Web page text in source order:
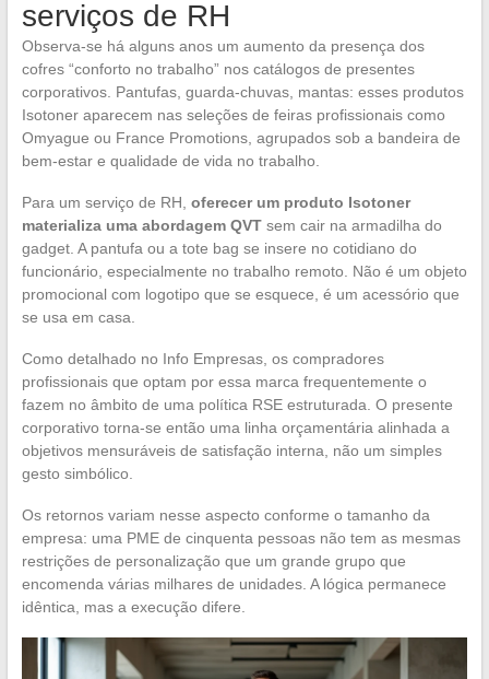
serviços de RH
Observa-se há alguns anos um aumento da presença dos
cofres “conforto no trabalho” nos catálogos de presentes
corporativos. Pantufas, guarda-chuvas, mantas: esses produtos
Isotoner aparecem nas seleções de feiras profissionais como
Omyague ou France Promotions, agrupados sob a bandeira de
bem-estar e qualidade de vida no trabalho.
Para um serviço de RH, oferecer um produto Isotoner
materializa uma abordagem QVTsem cair na armadilha do
gadget. A pantufa ou a tote bag se insere no cotidiano do
funcionário, especialmente no trabalho remoto. Não é um objeto
promocional com logotipo que se esquece, é um acessório que
se usa em casa.
Como detalhado no Info Empresas, os compradores
profissionais que optam por essa marca frequentemente o
fazem no âmbito de uma política RSE estruturada. O presente
corporativo torna-se então uma linha orçamentária alinhada a
objetivos mensuráveis de satisfação interna, não um simples
gesto simbólico.
Os retornos variam nesse aspecto conforme o tamanho da
empresa: uma PME de cinquenta pessoas não tem as mesmas
restrições de personalização que um grande grupo que
encomenda várias milhares de unidades. A lógica permanece
idêntica, mas a execução difere.